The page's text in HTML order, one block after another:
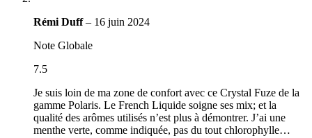
Rémi Duff– 16 juin 2024
Note Globale
7.5
Je suis loin de ma zone de confort avec ce Crystal Fuze de la
gamme Polaris. Le French Liquide soigne ses mix; et la
qualité des arômes utilisés n’est plus à démontrer. J’ai une
menthe verte, comme indiquée, pas du tout chlorophylle…